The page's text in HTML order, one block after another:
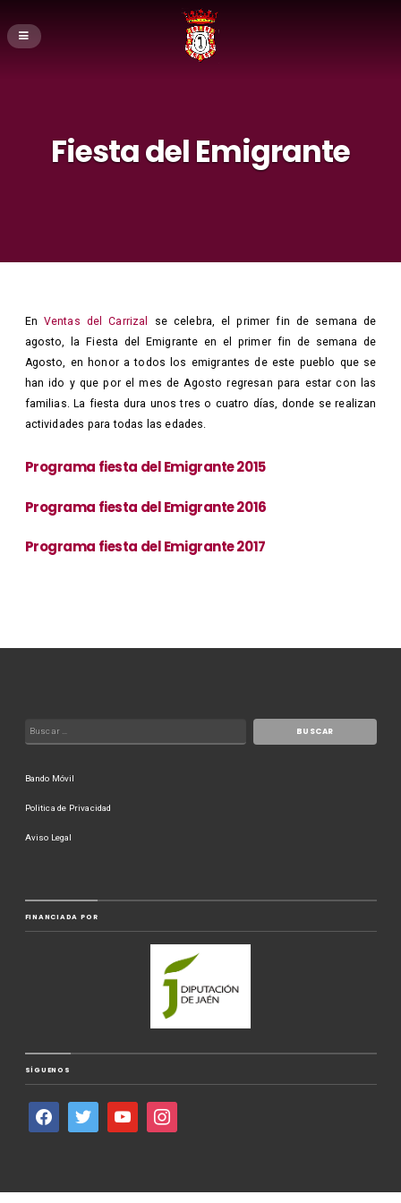
Fiesta del Emigrante
En Ventas del Carrizal
se celebra, el primer fin de semana de
agosto, la Fiesta del Emigrante en el primer fin de semana de
Agosto, en honor a todos los emigrantes de este pueblo que se
han ido y que por el mes de Agosto regresan para estar con las
familias. La fiesta dura unos tres o cuatro días, donde se realizan
actividades para todas las edades.
Programa fiesta del Emigrante 2015
Programa fiesta del Emigrante 2016
Programa fiesta del Emigrante 2017
Bando Móvil
Politica de Privacidad
Aviso Legal
FINANCIADA POR
SÍGUENOS